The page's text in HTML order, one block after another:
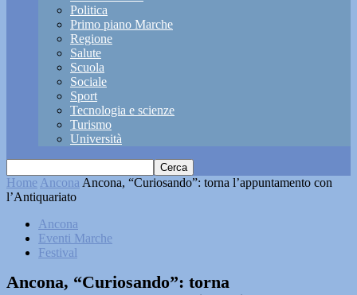
Politica
Primo piano Marche
Regione
Salute
Scuola
Sociale
Sport
Tecnologia e scienze
Turismo
Università
Home Ancona Ancona, “Curiosando”: torna l’appuntamento con
l’Antiquariato
Ancona
Eventi Marche
Festival
Ancona, “Curiosando”: torna